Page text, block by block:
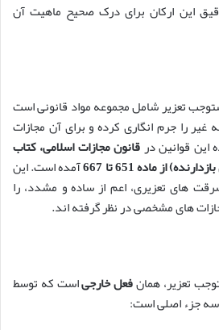
این ارکان برای درک صحیح ماهیت آن
تعزیر شامل مجموعه مواد قانونی است
را جرم انگاری کرده و برای آن مجازات
قوانین درقانون مجازات اسلامی، کتاب
از ماده 651 تا 667
آمده است. این
های تعزیری، اعم از ساده و مشدد، را
های مشخصی در نظر گرفته اند.
تعزیر، همانفعل خارجیاست که توسط
جزء اصلی است: